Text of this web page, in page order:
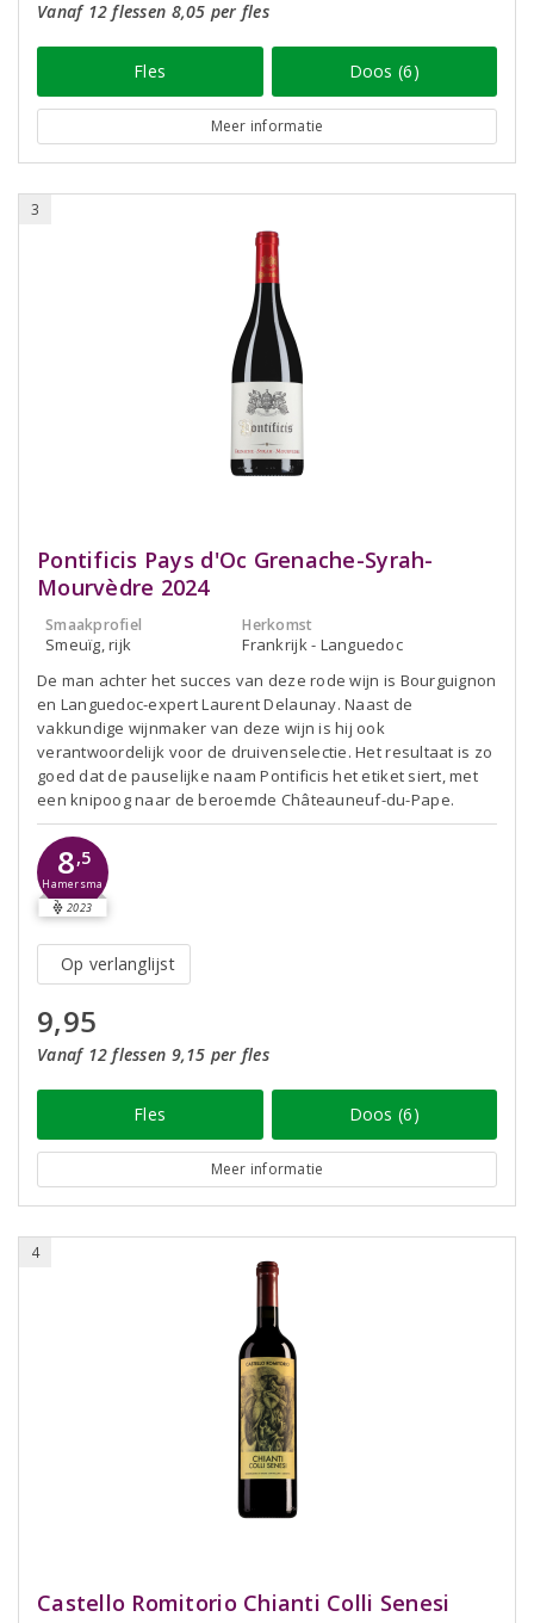
Vanaf 12 flessen 8,05 per fles
Fles Doos (6)
Meer informatie
3
Pontificis Pays d'Oc Grenache-Syrah-
Mourvèdre 2024
Smaakprofiel
Smeuïg, rijk
Herkomst
Frankrijk - Languedoc
De man achter het succes van deze rode wijn is Bourguignon
en Languedoc-expert Laurent Delaunay. Naast de
vakkundige wijnmaker van deze wijn is hij ook
verantwoordelijk voor de druivenselectie. Het resultaat is zo
goed dat de pauselijke naam Pontificis het etiket siert, met
een knipoog naar de beroemde Châteauneuf-du-Pape.
8,5
Hamersma
2023
Op verlanglijst
9,95
Vanaf 12 flessen 9,15 per fles
Fles Doos (6)
Meer informatie
4
Castello Romitorio Chianti Colli Senesi